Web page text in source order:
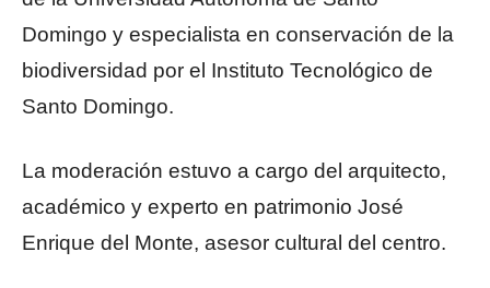
Domingo y especialista en conservación de la
biodiversidad por el Instituto Tecnológico de
Santo Domingo.
La moderación estuvo a cargo del arquitecto,
académico y experto en patrimonio José
Enrique del Monte, asesor cultural del centro.